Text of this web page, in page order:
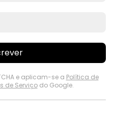
e aplicam-se a Política de
de Serviçodo Google.